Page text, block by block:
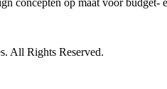
concepten op maat voor budget-
All Rights Reserved.